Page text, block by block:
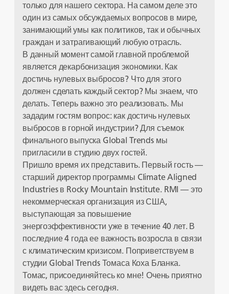
только для нашего сектора. На самом деле это
один из самых обсуждаемых вопросов в мире,
занимающий умы как политиков, так и обычных
граждан и затрагивающий любую отрасль.
В данный момент самой главной проблемой
является декарбонизация экономики. Как
достичь нулевых выбросов? Что для этого
должен сделать каждый сектор? Мы знаем, что
делать. Теперь важно это реализовать. Мы
зададим гостям вопрос: как достичь нулевых
выбросов в горной индустрии? Для съемок
финального выпуска Global Trends мы
пригласили в студию двух гостей.
Пришло время их представить. Первый гость —
старший директор программы Climate Aligned
Industries в Rocky Mountain Institute. RMI — это
некоммерческая организация из США,
выступающая за повышение
энергоэффективности уже в течение 40 лет. В
последние 4 года ее важность возросла в связи
с климатическим кризисом. Поприветствуем в
студии Global Trends Томаса Коха Бланка.
Томас, присоединяйтесь ко мне! Очень приятно
видеть вас здесь сегодня.